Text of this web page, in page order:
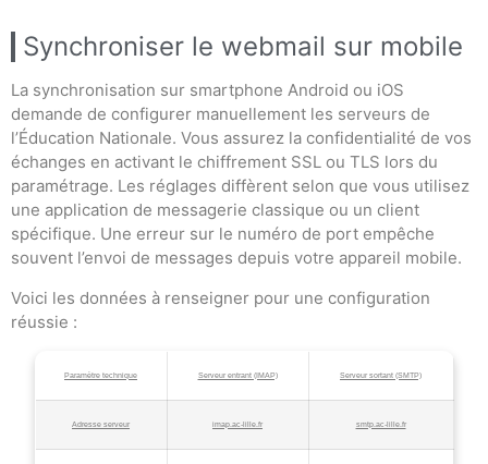
Synchroniser le webmail sur mobile
La synchronisation sur smartphone Android ou iOS
demande de configurer manuellement les serveurs de
l’Éducation Nationale. Vous assurez la confidentialité de vos
échanges en activant le chiffrement SSL ou TLS lors du
paramétrage. Les réglages diffèrent selon que vous utilisez
une application de messagerie classique ou un client
spécifique. Une erreur sur le numéro de port empêche
souvent l’envoi de messages depuis votre appareil mobile.
Voici les données à renseigner pour une configuration
réussie :
Paramètre technique Serveur entrant (IMAP) Serveur sortant (SMTP)
Adresse serveur imap.ac-lille.fr smtp.ac-lille.fr